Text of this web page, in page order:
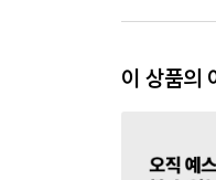
이 상품의